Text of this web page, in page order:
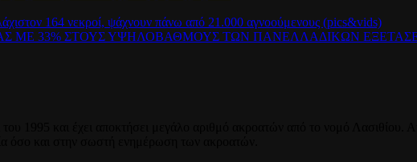
164 νεκροί, ψάχνουν πάνω από 21.000 αγνοούμενους (pics&vids)
ΜΕ 33% ΣΤΟΥΣ ΥΨΗΛΟΒΑΘΜΟΥΣ ΤΩΝ ΠΑΝΕΛΛΑΔΙΚΩΝ